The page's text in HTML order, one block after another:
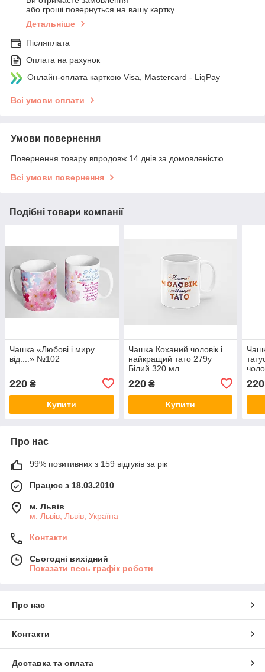
або гроші повернуться на вашу картку
Детальніше
Післяплата
Оплата на рахунок
Онлайн-оплата карткою Visa, Mastercard - LiqPay
Всі умови оплати
Умови повернення
Повернення товару впродовж 14 днів за домовленістю
Всі умови повернення
Подібні товари компанії
Чашка «Любові і миру
від....» №102
220 ₴
Купити
Чашка Коханий чоловік і
найкращий тато 279у
Білий 320 мл
220₴
Купити
220
Про нас
99% позитивних з 159 відгуків за рік
Працює з 18.03.2010
м. Львів
м. Львів, Львів, Україна
Контакти
Сьогодні вихідний
Показати весь графік роботи
Про нас
Контакти
Доставка та оплата